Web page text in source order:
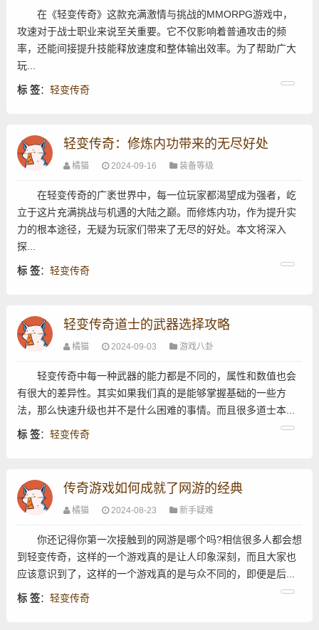
在《轻变传奇》这款充满激情与挑战的MMORPG游戏中，
攻速对于战士职业来说至关重要。它不仅影响着普通攻击的频
率，还能间接提升技能释放速度和整体输出效率。为了帮助广大
玩...
标 签： 轻变传奇
轻变传奇：修炼内功带来的无尽好处
橘猫 2024-09-16 装备等级
在轻变传奇的广袤世界中，每一位玩家都渴望成为强者，屹
立于这片充满挑战与机遇的大陆之巅。而修炼内功，作为提升实
力的根本途径，无疑为玩家们带来了无尽的好处。本文将深入
探...
标 签： 轻变传奇
轻变传奇道士的武器选择攻略
橘猫 2024-09-03 游戏八卦
轻变传奇中每一种武器的能力都是不同的，属性和数值也会
有很大的差异性。其实如果我们真的是能够掌握基础的一些方
法，那么快速升级也并不是什么困难的事情。而且很多道士本...
标 签： 轻变传奇
传奇游戏如何成就了网游的经典
橘猫 2024-08-23 新手疑难
你还记得你第一次接触到的网游是哪个吗?相信很多人都会想
到轻变传奇，这样的一个游戏真的是让人印象深刻，而且大家也
应该意识到了，这样的一个游戏真的是与众不同的，即便是后...
标 签： 轻变传奇